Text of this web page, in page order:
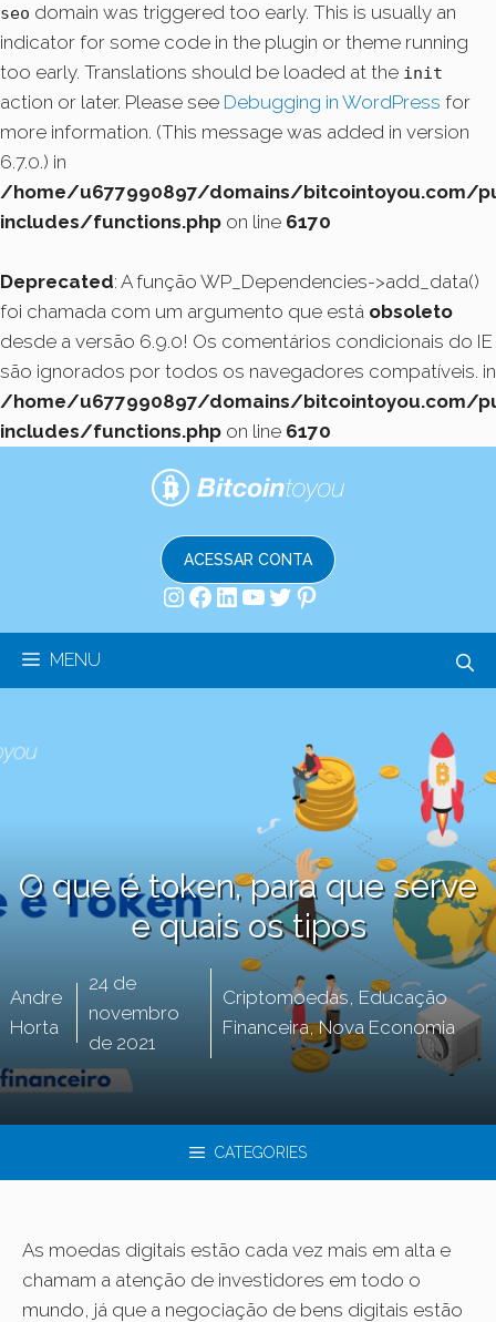
seo domain was triggered too early. This is usually an
indicator for some code in the plugin or theme running
too early. Translations should be loaded at the init
action or later. Please see Debugging in WordPress for
more information. (This message was added in version
6.7.0.) in
/home/u677990897/domains/bitcointoyou.com/
includes/functions.php on line 6170
Deprecated: A função WP_Dependencies->add_data()
foi chamada com um argumento que está obsoleto
desde a versão 6.9.0! Os comentários condicionais do IE
são ignorados por todos os navegadores compatíveis. in
/home/u677990897/domains/bitcointoyou.com/
includes/functions.php on line 6170
ACESSAR CONTA
Instagram
Facebook
LinkedIn
Youtube
Twitter
Pinterest
MENU
O que é token, para que serve
e quais os tipos
Andre
Horta
24 de
novembro
de 2021
Criptomoedas, Educação
Financeira,Nova Economia
CATEGORIES
As moedas digitais estão cada vez mais em alta e
chamam a atenção de investidores em todo o
mundo, já que a negociação de bens digitais estão